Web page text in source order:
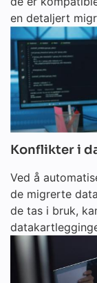
en detaljert
Konflikter i
Ved å
de migrerte
de tas i bruk,